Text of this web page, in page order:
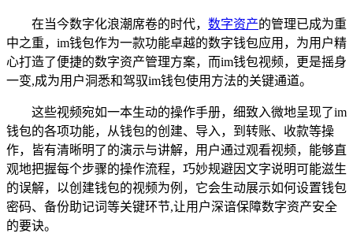
在当今数字化浪潮席卷的时代， 数字资产的管理已成为重
中之重，im钱包作为一款功能卓越的数字钱包应用，为用户精
心打造了便捷的数字资产管理方案，而im钱包视频，更是摇身
一变,成为用户洞悉和驾驭im钱包使用方法的关键通道。
这些视频宛如一本生动的操作手册，细致入微地呈现了im
钱包的各项功能，从钱包的创建、导入，到转账、收款等操
作，皆有清晰明了的演示与讲解，用户通过观看视频，能够直
观地把握每个步骤的操作流程，巧妙规避因文字说明可能滋生
的误解，以创建钱包的视频为例，它会生动展示如何设置钱包
密码、备份助记词等关键环节,让用户深谙保障数字资产安全
的要诀。